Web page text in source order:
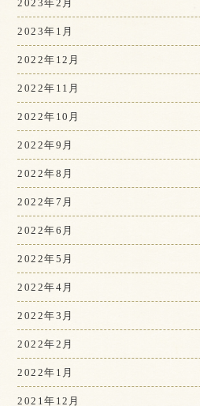
2023年2月
2023年1月
2022年12月
2022年11月
2022年10月
2022年9月
2022年8月
2022年7月
2022年6月
2022年5月
2022年4月
2022年3月
2022年2月
2022年1月
2021年12月